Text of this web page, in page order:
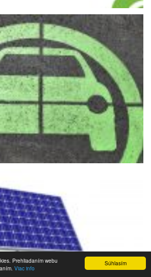
Súhlasím
Prehliadaním webu
Viac info